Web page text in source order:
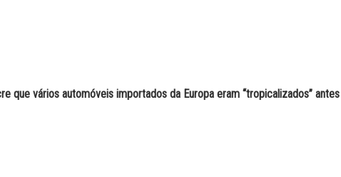
que vários automóveis importados da Europa eram “tropicalizados” antes